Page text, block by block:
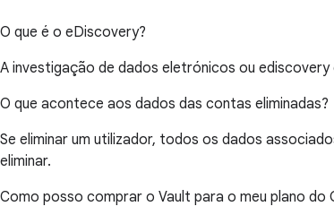
O que é o eDiscovery?
A investigação de dados eletrónicos ou
O que acontece aos dados das contas eliminadas?
Se eliminar um utilizador, todos os dados
eliminar.
Como posso comprar o Vault para o meu plano do